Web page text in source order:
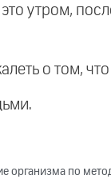
утром,
о том,
организма по